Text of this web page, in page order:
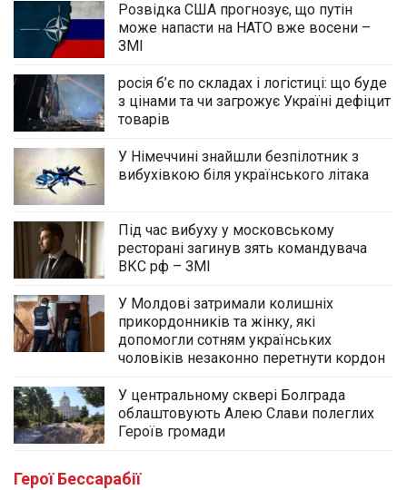
Розвідка США прогнозує, що путін
може напасти на НАТО вже восени –
ЗМІ
росія б’є по складах і логістиці: що буде
з цінами та чи загрожує Україні дефіцит
товарів
У Німеччині знайшли безпілотник з
вибухівкою біля українського літака
Під час вибуху у московському
ресторані загинув зять командувача
ВКС рф – ЗМІ
У Молдові затримали колишніх
прикордонників та жінку, які
допомогли сотням українських
чоловіків незаконно перетнути кордон
У центральному сквері Болграда
облаштовують Алею Слави полеглих
Героїв громади
Герої Бессарабії